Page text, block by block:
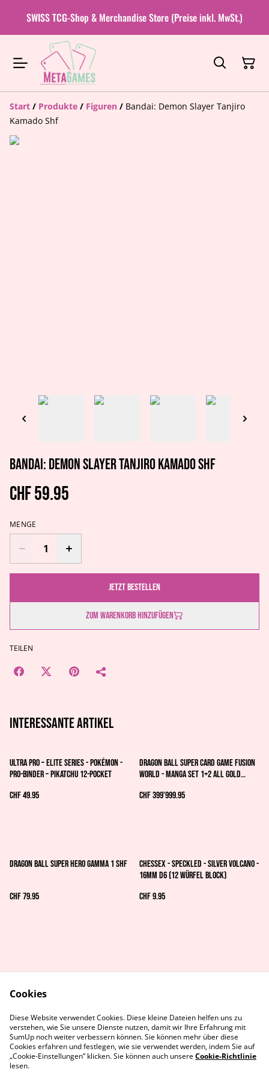
SWISS TCG-Shop & Merchandise Store (Preise inkl. MwSt.)
Start / Produkte / Figuren / Bandai: Demon Slayer Tanjiro
Kamado Shf
Bandai: Demon Slayer Tanjiro Kamado Shf
CHF 59.95
MENGE
Jetzt bestellen
Zum Warenkorb hinzufügen
TEILEN
Interessante artikel
Ultra Pro – Elite Series - Pokémon -
Pro-Binder – Pikatchu 12-Pocket
CHF 49.95
Dragon Ball Super Card Game Fusion
World - Manga Set 1+2 all GOLD
CHF 399’999.95
Dragon Ball Super Hero Gamma 1 Shf
CHF 79.95
Chessex - Speckled - Silver Volcano -
16mm d6 (12 Würfel Block)
CHF 9.95
Datenschutz
Cookie-Richtlinie
Kontaktiere uns
Cookies
Diese Website verwendet Cookies. Diese kleine Dateien helfen uns zu
verstehen, wie Sie unsere Dienste nutzen, damit wir Ihre Erfahrung mit
SumUp noch weiter verbessern können. Sie können mehr über diese
Cookies erfahren und festlegen, wie sie verwendet werden, indem Sie auf
„Cookie-Einstellungen” klicken. Sie können auch unsereCookie-Richtlinie
lesen.